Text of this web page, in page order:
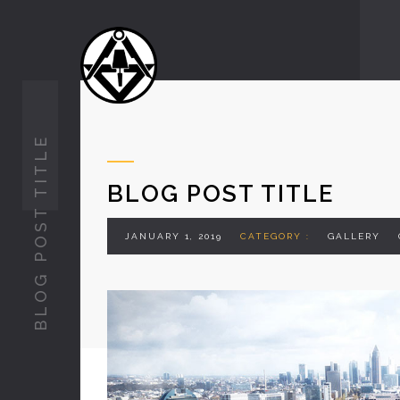
BLOG POST TITLE BLOG POST TITLE
JANUARY 1, 2019 CATEGORY : GALLERY